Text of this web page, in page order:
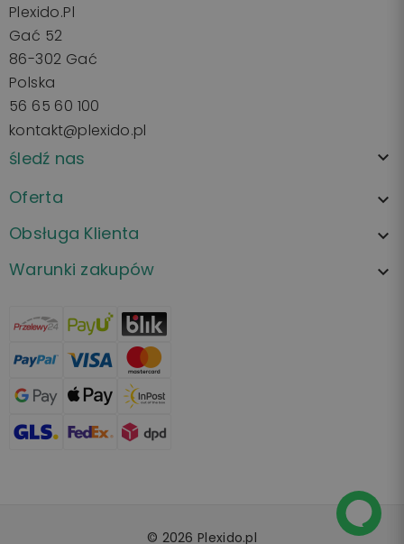
Plexido.pl
Gać 52
86-302 Gać
Polska
56 65 60 100
kontakt@plexido.pl
śledź nas 
Oferta 
Obsługa Klienta 
Warunki zakupów 
© 2026 Plexido.pl